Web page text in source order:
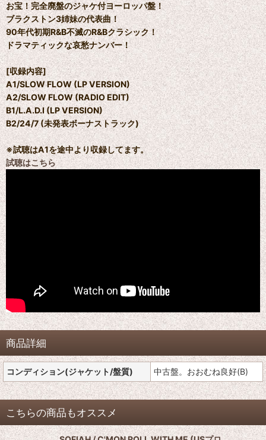
お宝！完全廃盤のジャケ付ヨーロッパ盤！
ブラクストン3姉妹の代表曲！
90年代初期R&B不滅のR&Bクラシック！
ドラマティックな哀愁ナンバー！
[収録内容]
A1/SLOW FLOW (LP VERSION)
A2/SLOW FLOW (RADIO EDIT)
B1/L.A.D.I (LP VERSION)
B2/24/7 (未発表ボーナストラック)
※試聴はA1を途中より収録してます。
試聴はこちら
商品詳細
コンディション(ジャケット/盤質) 中古盤。おおむね良好(B)
こちらの商品もオススメ